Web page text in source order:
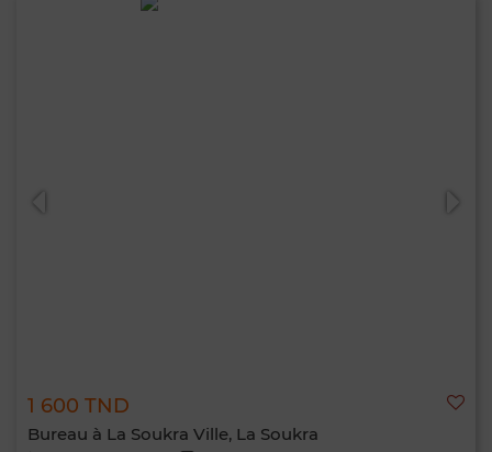
1 600 TND
Bureau à La Soukra Ville, La Soukra